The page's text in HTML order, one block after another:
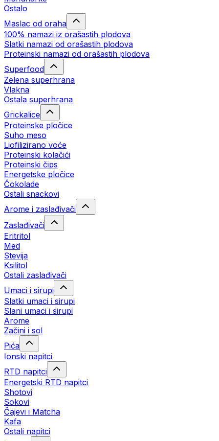
Ostalo
Maslac od oraha
100% namazi iz orašastih plodova
Slatki namazi od orašastih plodova
Proteinski namazi od orašastih plodova
Superfood
Zelena superhrana
Vlakna
Ostala superhrana
Grickalice
Proteinske pločice
Suho meso
Liofilizirano voće
Proteinski kolačići
Proteinski čips
Energetske pločice
Čokolade
Ostali snackovi
Arome i zaslađivači
Zaslađivači
Eritritol
Med
Stevija
Ksilitol
Ostali zaslađivači
Umaci i sirupi
Slatki umaci i sirupi
Slani umaci i sirupi
Arome
Začini i sol
Pića
Ionski napitci
RTD napitci
Energetski RTD napitci
Shotovi
Sokovi
Čajevi i Matcha
Kafa
Ostali napitci